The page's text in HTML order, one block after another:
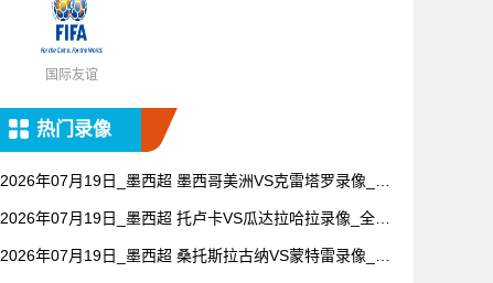
国际友谊
热门录像
2026年07月19日_墨西超 墨西哥美洲VS克雷塔罗录像_高
2026年07月19日_墨西超 托卢卡VS瓜达拉哈拉录像_全场
2026年07月19日_墨西超 桑托斯拉古纳VS蒙特雷录像_全